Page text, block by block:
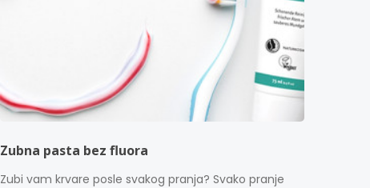
Zubna pasta bez fluora
Zubi vam krvare posle svakog pranja? Svako pranje